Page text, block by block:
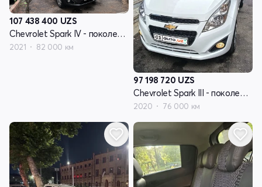
107 438 400 UZS
Chevrolet Spark IV - поколение
2021 82 000 км
97 198 720 UZS
Chevrolet Spark III - поколение рестайлинг
2020 76 000 км